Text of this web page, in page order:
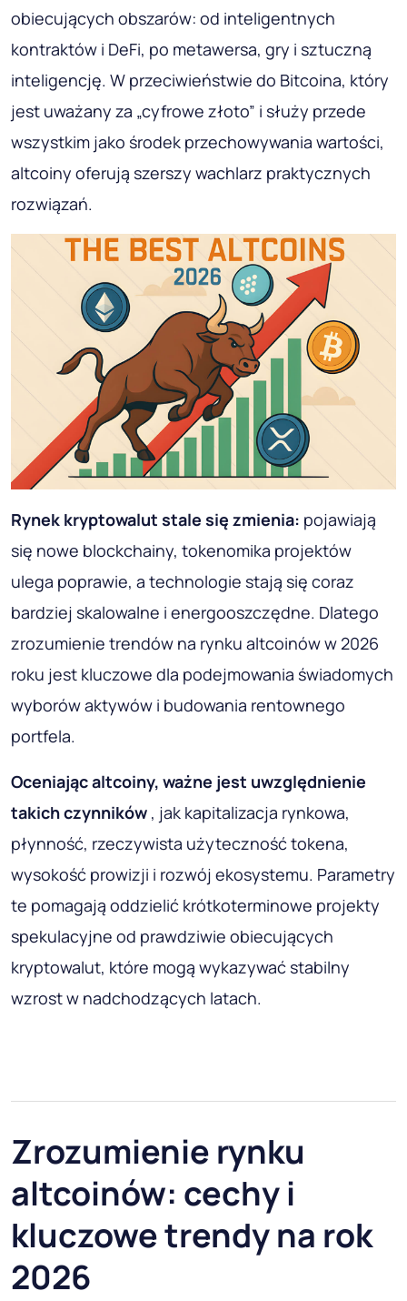
obiecujących obszarów: od inteligentnych
kontraktów i DeFi, po metawersa, gry i sztuczną
inteligencję. W przeciwieństwie do Bitcoina, który
jest uważany za „cyfrowe złoto” i służy przede
wszystkim jako środek przechowywania wartości,
altcoiny oferują szerszy wachlarz praktycznych
rozwiązań.
Rynek kryptowalut stale się zmienia: pojawiają
się nowe blockchainy, tokenomika projektów
ulega poprawie, a technologie stają się coraz
bardziej skalowalne i energooszczędne. Dlatego
zrozumienie trendów na rynku altcoinów w 2026
roku jest kluczowe dla podejmowania świadomych
wyborów aktywów i budowania rentownego
portfela.
Oceniając altcoiny, ważne jest uwzględnienie
takich czynników , jak kapitalizacja rynkowa,
płynność, rzeczywista użyteczność tokena,
wysokość prowizji i rozwój ekosystemu. Parametry
te pomagają oddzielić krótkoterminowe projekty
spekulacyjne od prawdziwie obiecujących
kryptowalut, które mogą wykazywać stabilny
wzrost w nadchodzących latach.
Zrozumienie rynku
altcoinów: cechy i
kluczowe trendy na rok
2026